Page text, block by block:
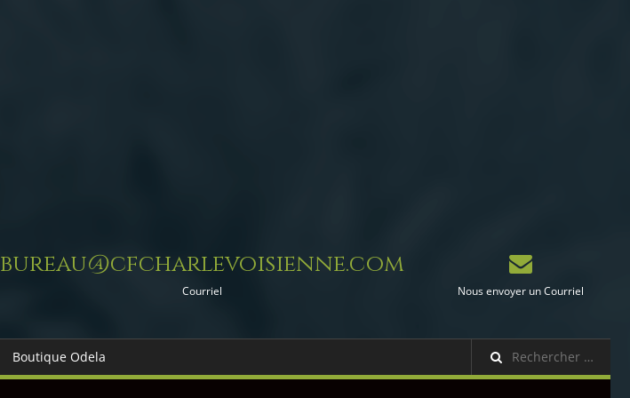
bureau@cfcharlevoisienne.com
Courriel Nous envoyer un Courriel
Boutique Odela